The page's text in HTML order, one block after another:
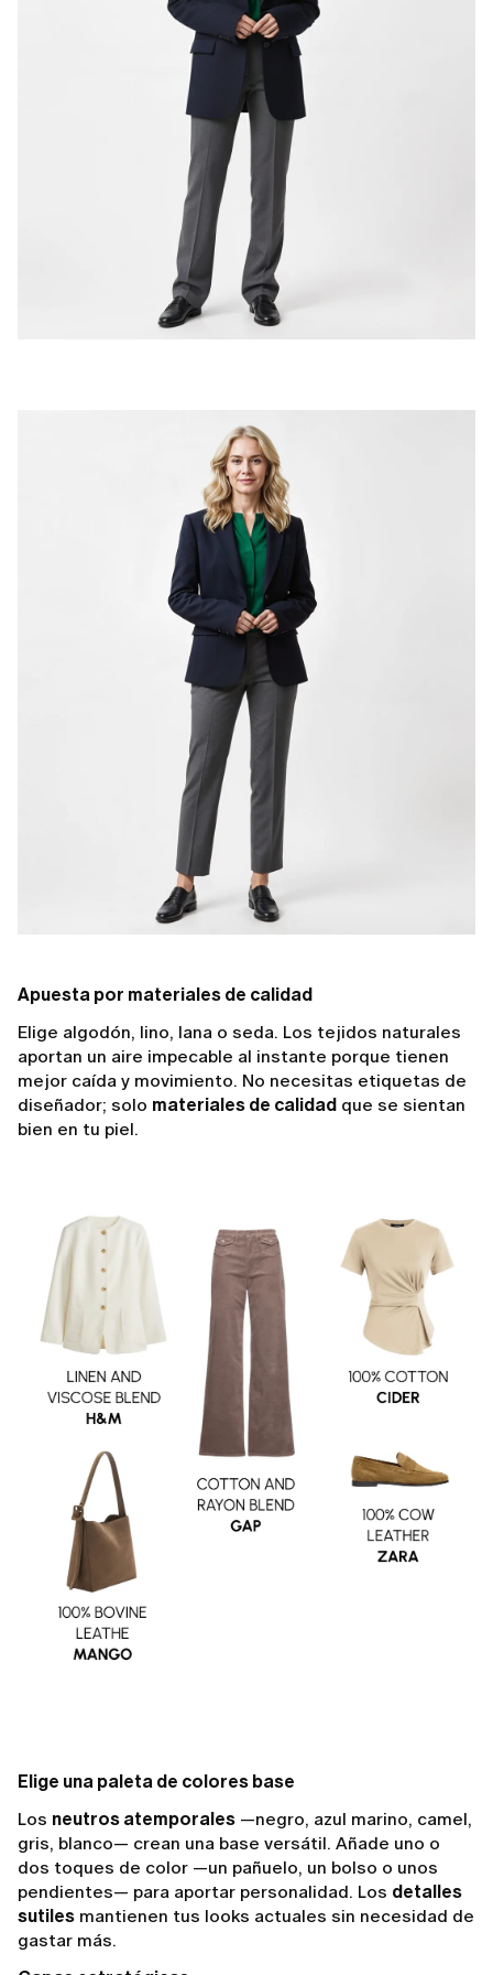
Apuesta por materiales de calidad
Elige algodón, lino, lana o seda. Los tejidos naturales
aportan un aire impecable al instante porque tienen
mejor caída y movimiento. No necesitas etiquetas de
diseñador; solo materiales de calidad que se sientan
bien en tu piel.
Elige una paleta de colores base
Los neutros atemporales —negro, azul marino, camel,
gris, blanco— crean una base versátil. Añade uno o
dos toques de color —un pañuelo, un bolso o unos
pendientes— para aportar personalidad. Los detalles
sutiles mantienen tus looks actuales sin necesidad de
gastar más.